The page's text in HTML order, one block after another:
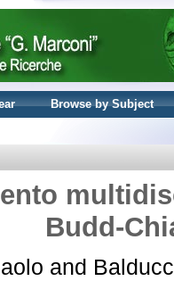
Browse by Subject
Budd-
and